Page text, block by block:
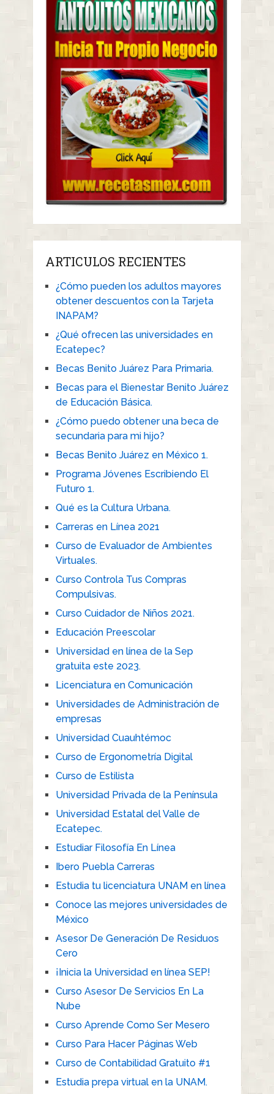
ARTICULOS RECIENTES
¿Cómo pueden los adultos mayores
obtener descuentos con la Tarjeta
INAPAM?
¿Qué ofrecen las universidades en
Ecatepec?
Becas Benito Juárez Para Primaria.
Becas para el Bienestar Benito Juárez
de Educación Básica.
¿Cómo puedo obtener una beca de
secundaria para mi hijo?
Becas Benito Juárez en México 1.
Programa Jóvenes Escribiendo El
Futuro 1.
Qué es la Cultura Urbana.
Carreras en Línea 2021
Curso de Evaluador de Ambientes
Virtuales.
Curso Controla Tus Compras
Compulsivas.
Curso Cuidador de Niños 2021.
Educación Preescolar
Universidad en línea de la Sep
gratuita este 2023.
Licenciatura en Comunicación
Universidades de Administración de
empresas
Universidad Cuauhtémoc
Curso de Ergonometría Digital
Curso de Estilista
Universidad Privada de la Península
Universidad Estatal del Valle de
Ecatepec.
Estudiar Filosofía En Línea
Ibero Puebla Carreras
Estudia tu licenciatura UNAM en línea
Conoce las mejores universidades de
México
Asesor De Generación De Residuos
Cero
¡Inicia la Universidad en línea SEP!
Curso Asesor De Servicios En La
Nube
Curso Aprende Como Ser Mesero
Curso Para Hacer Páginas Web
Curso de Contabilidad Gratuito #1
Estudia prepa virtual en la UNAM.